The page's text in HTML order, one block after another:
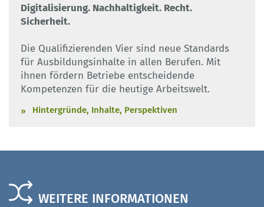
Digitalisierung. Nachhaltigkeit. Recht.
Sicherheit.
Die Qualifizierenden Vier sind neue Standards
für Ausbildungsinhalte in allen Berufen. Mit
ihnen fördern Betriebe entscheidende
Kompetenzen für die heutige Arbeitswelt.
Hintergründe, Inhalte, Perspektiven
WEITERE INFORMATIONEN